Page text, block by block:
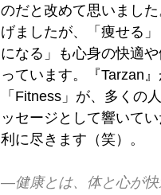
のだと改めて思いまし
げましたが、「痩せる
になる」も心身の快適
っています。『Tarzan
「Fitness」が、多くの
ッセージとして響いて
利に尽きます（笑）。
―健康とは、体と心が快